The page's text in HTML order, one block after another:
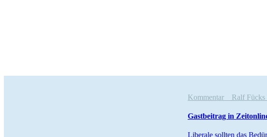
Kommentar Ralf
Gastbeitrag in
Liberale sollten das